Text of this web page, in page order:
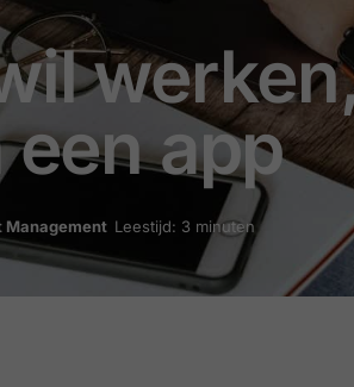
app
Management Leestijd: 3 minuten